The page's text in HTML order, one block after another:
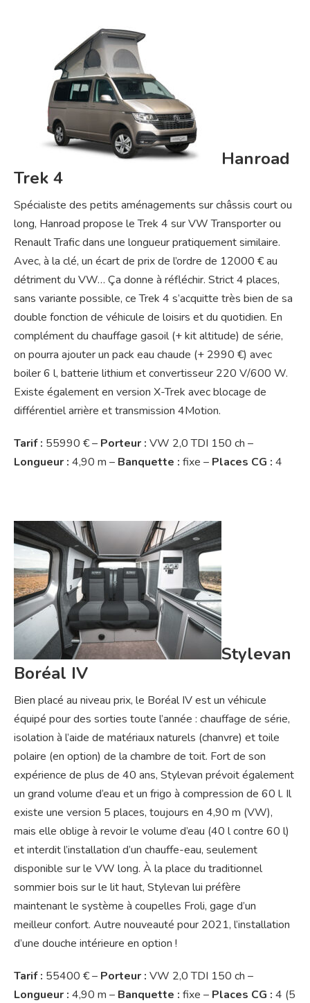
Hanroad
Trek 4
Spécialiste des petits aménagements sur châssis court ou
long, Hanroad propose le Trek 4 sur VW Transporter ou
Renault Trafic dans une longueur pratiquement similaire.
Avec, à la clé, un écart de prix de l’ordre de 12000 € au
détriment du VW… Ça donne à réfléchir. Strict 4 places,
sans variante possible, ce Trek 4 s’acquitte très bien de sa
double fonction de véhicule de loisirs et du quotidien. En
complément du chauffage gasoil (+ kit altitude) de série,
on pourra ajouter un pack eau chaude (+ 2990 €) avec
boiler 6 l, batterie lithium et convertisseur 220 V/600 W.
Existe également en version X-Trek avec blocage de
différentiel arrière et transmission 4Motion.
Tarif : 55990 € – Porteur : VW 2,0 TDI 150 ch –
Longueur : 4,90 m – Banquette : fixe – Places CG : 4
Stylevan
Boréal IV
Bien placé au niveau prix, le Boréal IV est un véhicule
équipé pour des sorties toute l’année : chauffage de série,
isolation à l’aide de matériaux naturels (chanvre) et toile
polaire (en option) de la chambre de toit. Fort de son
expérience de plus de 40 ans, Stylevan prévoit également
un grand volume d’eau et un frigo à compression de 60 l. Il
existe une version 5 places, toujours en 4,90 m (VW),
mais elle oblige à revoir le volume d’eau (40 l contre 60 l)
et interdit l’installation d’un chauffe-eau, seulement
disponible sur le VW long. À la place du traditionnel
sommier bois sur le lit haut, Stylevan lui préfère
maintenant le système à coupelles Froli, gage d’un
meilleur confort. Autre nouveauté pour 2021, l’installation
d’une douche intérieure en option !
Tarif : 55400 € – Porteur : VW 2,0 TDI 150 ch –
Longueur : 4,90 m – Banquette : fixe – Places CG : 4 (5